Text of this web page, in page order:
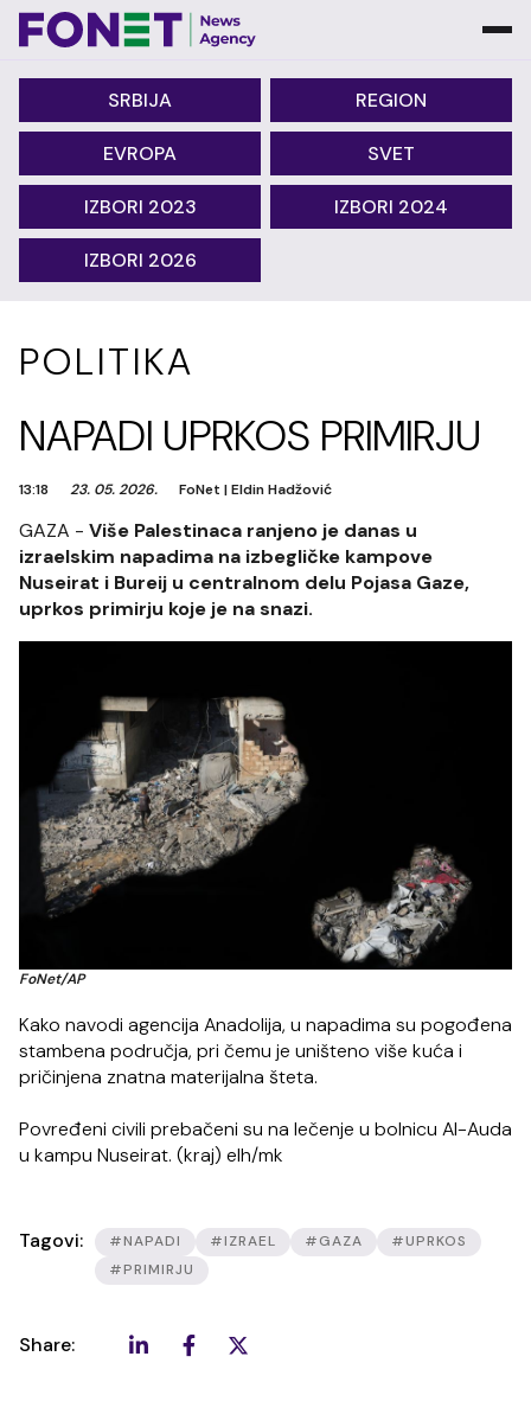
SRBIJA REGION
EVROPA SVET
IZBORI 2023 IZBORI 2024
IZBORI 2026
POLITIKA
NAPADI UPRKOS PRIMIRJU
13:18 23. 05. 2026. FoNet |Eldin Hadžović
GAZA - Više Palestinaca ranjeno je danas u
izraelskim napadima na izbegličke kampove
Nuseirat i Bureij u centralnom delu Pojasa Gaze,
uprkos primirju koje je na snazi.
FoNet/AP
Kako navodi agencija Anadolija, u napadima su pogođena
stambena područja, pri čemu je uništeno više kuća i
pričinjena znatna materijalna šteta.
Povređeni civili prebačeni su na lečenje u bolnicu Al-Auda
u kampu Nuseirat. (kraj) elh/mk
Tagovi: #NAPADI #IZRAEL #GAZA
#UPRKOS
#PRIMIRJU
Share: